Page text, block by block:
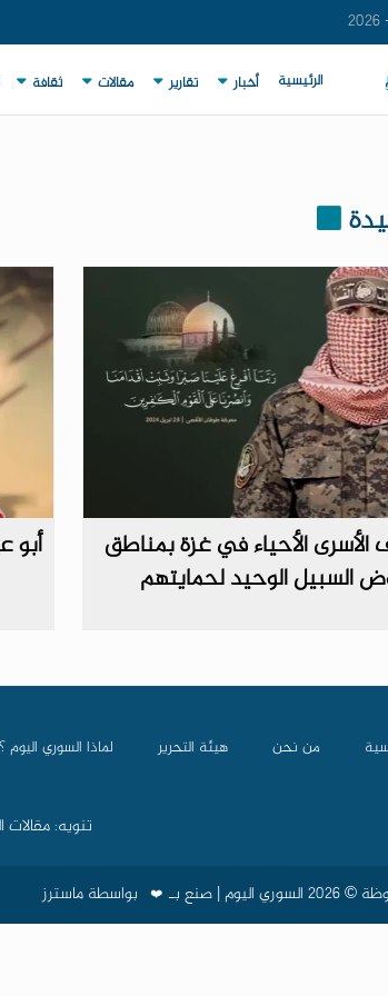
الرئيسية أخبار تقارير مقالات ثقافة
الأسرى الأحياء في غزة بمناطق
السبيل الوحيد لحمايتهم
أبو
من نحن هيئة التحرير لماذا السوري اليوم ؟
تنويه:
| صنع بـ ❤️ بواسطةماسترز